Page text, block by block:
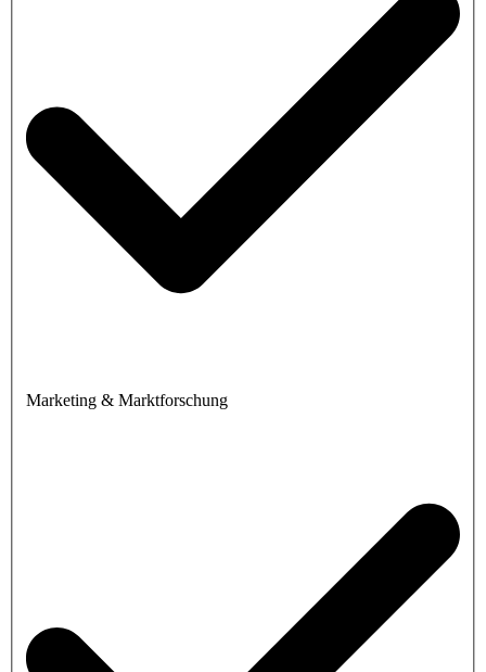
Marketing & Marktforschung